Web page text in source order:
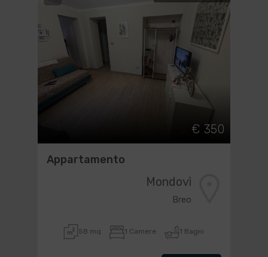
€ 350
Appartamento
Mondovì
Breo
58 mq 1 Camere 1 Bagni